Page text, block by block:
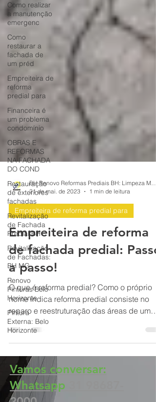
Como realizar
a manutenção
emergenc
Como
restaurar a
fachada de
um préd
Empreiteira de
reforma
predial para
Financeira é
um problema
condomínio
OBRAS E
REFORMAS
NA FACHADA
DO COND
Restauração
de exteriores
fachadas
Revitalização
de Fachada
Predial BH
Revitalização
de Fachadas:
BH MG
Renovo
Pinturas Belo
Horizonte
Pintura
Externa: Belo
Horizonte
21 de mai. de 2023
1 min de leitura
Empreiteira de reforma predial para
Empreiteira de reforma
de fachada predial: Passo
a passo!
O que é reforma predial? Como o próprio
determinado prédio